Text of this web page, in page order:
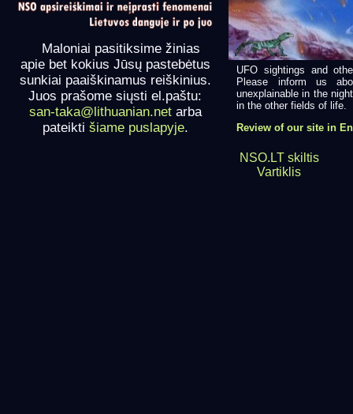
Maloniai pasitiksime žinias
apie bet kokius Jūsų pastebėtus
sunkiai paaiškinamus reiškinius.
Juos prašome siųsti el.paštu:
san-taka@lithuanian.netarba
pateikti šiame puslapyje.
UFO sightings and
Please inform us
unexplainable in the
in the other fields of life.
Review of our site in
NSO.LT skiltis
Vartiklis